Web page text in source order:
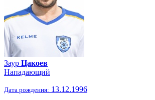
Заур Цакоев
Нападающий
Дата рождения: 13.12.1996